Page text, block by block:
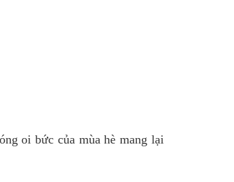
oi bức của mùa hè mang lại